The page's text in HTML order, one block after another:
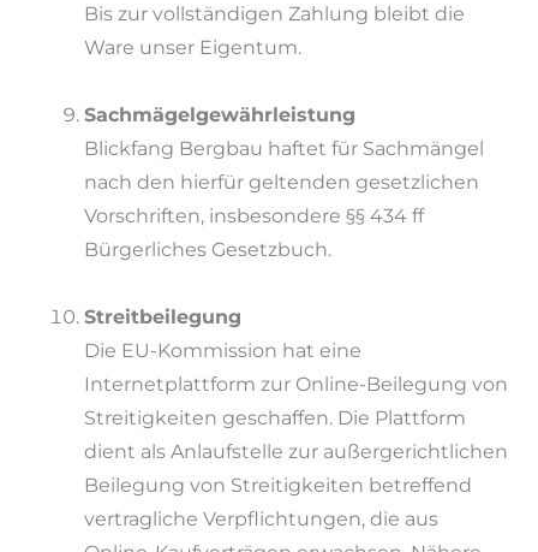
Bis zur vollständigen Zahlung bleibt die
Ware unser Eigentum.
Sachmägelgewährleistung
Blickfang Bergbau haftet für Sachmängel
nach den hierfür geltenden gesetzlichen
Vorschriften, insbesondere §§ 434 ff
Bürgerliches Gesetzbuch.
Streitbeilegung
Die EU-Kommission hat eine
Internetplattform zur Online-Beilegung von
Streitigkeiten geschaffen. Die Plattform
dient als Anlaufstelle zur außergerichtlichen
Beilegung von Streitigkeiten betreffend
vertragliche Verpflichtungen, die aus